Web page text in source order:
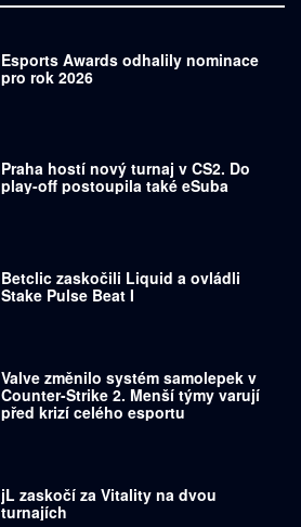
Esports Awards odhalily nominace
pro rok 2026
Praha hostí nový turnaj v CS2. Do
play-off postoupila také eSuba
Betclic zaskočili Liquid a ovládli
Stake Pulse Beat I
Valve změnilo systém samolepek v
Counter-Strike 2. Menší týmy varují
před krizí celého esportu
jL zaskočí za Vitality na dvou
turnajích